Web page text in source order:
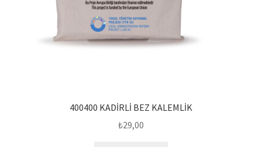
400400 KADİRLİ BEZ KALEMLİK
₺29,00